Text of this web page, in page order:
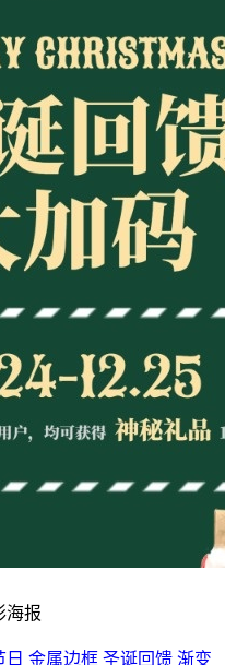
海报
日 金属边框 圣诞回馈 渐变